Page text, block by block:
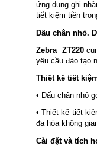
ứng dụng ghi
tiết kiệm tiền
Dấu chân nhỏ.
Zebra ZT220
yêu cầu đào tạo
Thiết kế tiết
• Dấu chân nhỏ
• Thiết kế tiết
đa hóa không
Cài đặt và tích